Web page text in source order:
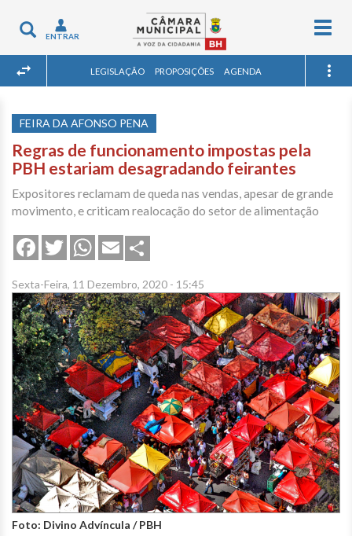
Toggle
navigation
ENTRAR
LEGISLAÇÃO PROPOSIÇÕES AGENDA
FEIRA DA AFONSO PENA
Regras de funcionamento impostas pela
PBH estariam desagradando feirantes
Expositores reclamam de queda nas vendas, apesar de grande
movimento, e criticam realocação do setor de alimentação
FacebookTwitterWhatsApp
Email
Sexta-Feira, 11 Dezembro, 2020 - 15:45
Foto: Divino Advíncula / PBH